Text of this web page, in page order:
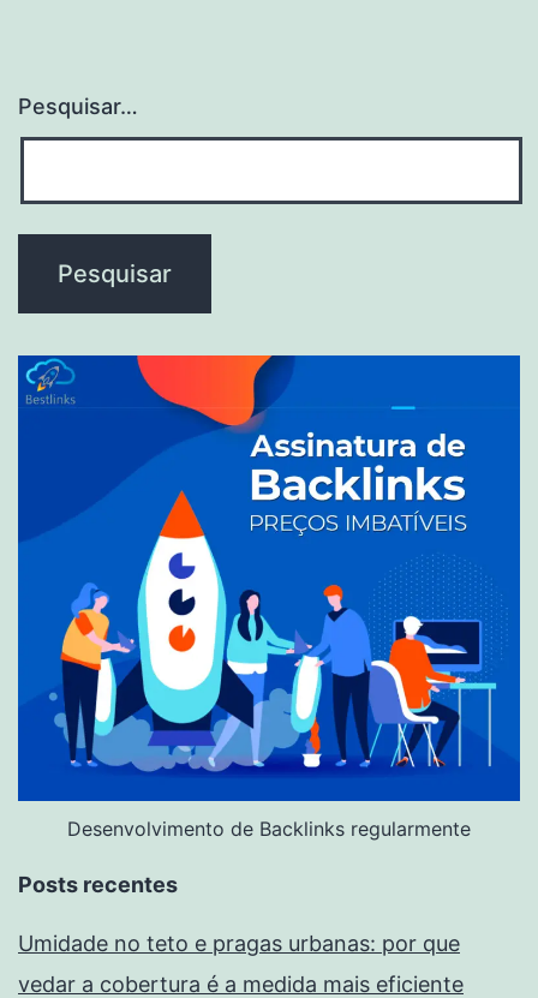
Pesquisar…
Desenvolvimento de Backlinks regularmente
Posts recentes
Umidade no teto e pragas urbanas: por que
vedar a cobertura é a medida mais eficiente